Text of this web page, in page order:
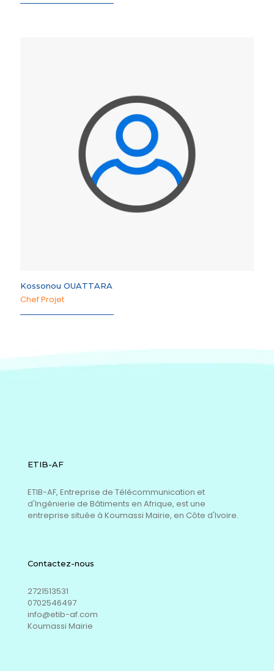
Kossonou OUATTARA
Chef Projet
ETIB-AF
ETIB-AF, Entreprise de Télécommunication et
d'Ingénierie de Bâtiments en Afrique, est une
entreprise située à Koumassi Mairie, en Côte d'Ivoire.
Contactez-nous
2721513531
0702546497
info@etib-af.com
Koumassi Mairie